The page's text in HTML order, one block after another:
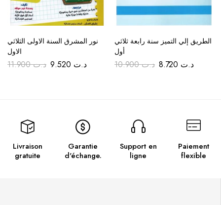
نور المشرق السنة الاولى الثلاثي
الاول
د.ت11.900 د.ت
الطريق إلي التميز سنة رابعة ثلاثي
أول
د.ت10.900 د.ت
Livraison
gratuite
Garantie
d'échange.
Support en
ligne
Paiement
flexible